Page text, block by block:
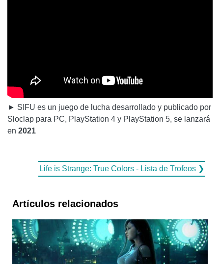
► SIFU es un juego de lucha desarrollado y publicado por
Sloclap para PC, PlayStation 4 y PlayStation 5, se lanzará
en 2021
Life is Strange: True Colors - Lista de Trofeos ❯
Artículos relacionados